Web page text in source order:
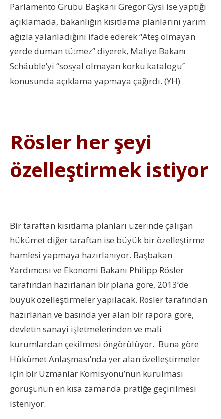
Parlamento Grubu Başkanı Gregor Gysi ise yaptığı
açıklamada, bakanlığın kısıtlama planlarını yarım
ağızla yalanladığını ifade ederek “Ateş olmayan
yerde duman tütmez” diyerek, Maliye Bakanı
Schäuble’yi “sosyal olmayan korku katalogu”
konusunda açıklama yapmaya çağırdı. (YH)
Rösler her şeyi
özelleştirmek istiyor
Bir taraftan kısıtlama planları üzerinde çalışan
hükümet diğer taraftan ise büyük bir özelleştirme
hamlesi yapmaya hazırlanıyor. Başbakan
Yardımcısı ve Ekonomi Bakanı Philipp Rösler
tarafından hazırlanan bir plana göre, 2013’de
büyük özelleştirmeler yapılacak. Rösler tarafından
hazırlanan ve basında yer alan bir rapora göre,
devletin sanayi işletmelerinden ve mali
kurumlardan çekilmesi öngörülüyor. Buna göre
Hükümet Anlaşması’nda yer alan özelleştirmeler
için bir Uzmanlar Komisyonu’nun kurulması
görüşünün en kısa zamanda pratiğe geçirilmesi
isteniyor.